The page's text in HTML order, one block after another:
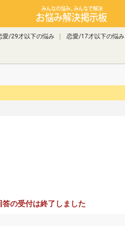
愛/29才以下の悩み 恋愛/17才以下の悩み
答の受付は終了しました